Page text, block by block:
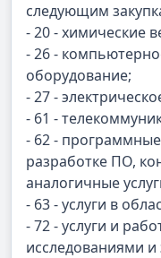
следующим
- 20 - химические
- 26 -
оборудование;
- 27 -
- 61 -
- 62 -
разработке ПО,
аналогичные
- 63 - услуги в
- 72 - услуги и
исследованиями